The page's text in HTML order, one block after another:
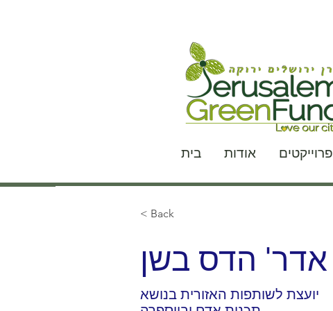
בית אודות פרוייקטים
< Back
אדר' הדס בשן
יועצת לשותפות האזורית בנושא